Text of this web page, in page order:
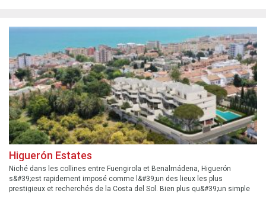
Higuerón Estates
Niché dans les collines entre Fuengirola et Benalmádena, Higuerón
s&#39;est rapidement imposé comme l&#39;un des lieux les plus
prestigieux et recherchés de la Costa del Sol. Bien plus qu&#39;un simple